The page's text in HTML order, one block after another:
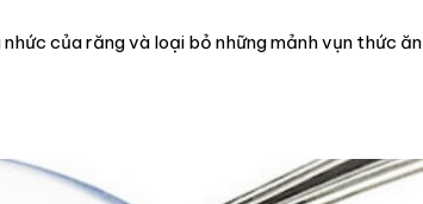
của răng và loại bỏ những mảnh vụn thức ăn